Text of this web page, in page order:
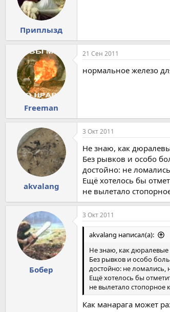
Приплызд
Freeman
21 Сен 2011
нормальное железо
akvalang
3 Окт 2011
Не знаю, как
Без рывков и особо
достойно: не
Ещё хотелось бы
не вылетало
Бобер
3 Окт 2011
akvalang написал(а):
Не знаю, как
Без рывков и особо
достойно: не
Ещё хотелось бы
не вылетало стопорное
Как манарага может